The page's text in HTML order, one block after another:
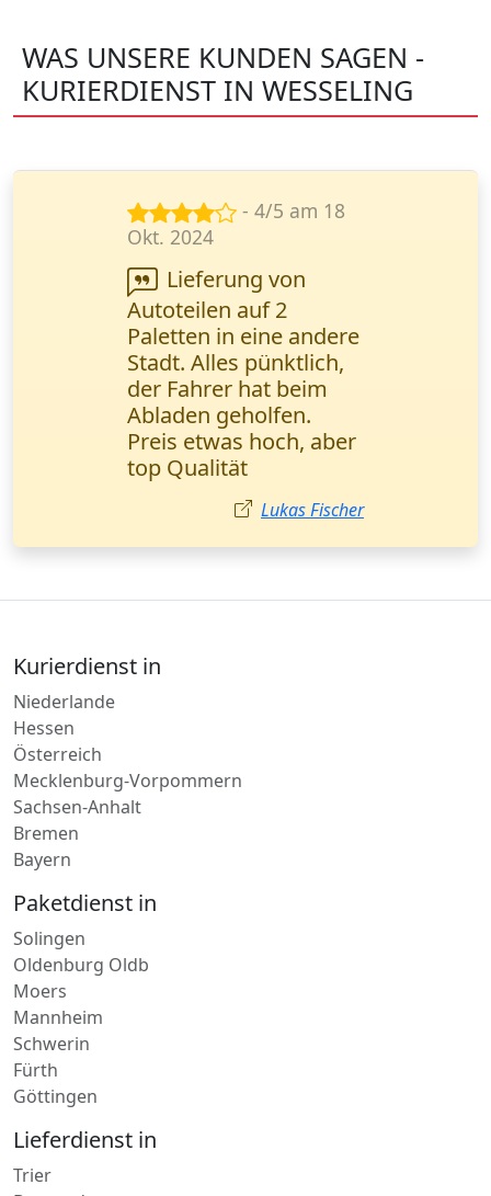
WAS UNSERE KUNDEN SAGEN -
KURIERDIENST IN WESSELING
- 5/5 am 7
März 2025
Dokumentenlieferung
bestellt. Alles kam
pünktlich an, aber die
Kommunikation mit
der Zentrale war etwas
langsam. Insgesamt
bin ich zufrieden.
Sophie Klein
Kurierdienst in
Niederlande
Hessen
Österreich
Mecklenburg-Vorpommern
Sachsen-Anhalt
Bremen
Bayern
Paketdienst in
Solingen
Oldenburg Oldb
Moers
Mannheim
Schwerin
Fürth
Göttingen
Lieferdienst in
Trier